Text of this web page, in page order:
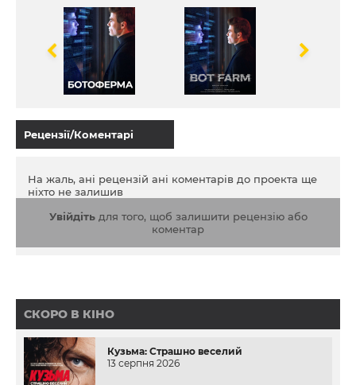
що створює провокативний контент і запускає його
в маси. Успіх затьмарює хлопцю голову, тож він не
помічає, як стає інструментом інформаційної війни
та знаряддям спецслужб противника, аж поки
загроза не торкається його самого та його близьких.
Усвідомивши, що все, що він створив своїми руками,
є частиною великої системи руйнування власної
країни, Антон починає боротьбу проти вигаданих і
Рецензії/Коментарі
На жаль, ані рецензій ані коментарів до проекта ще
ніхто не залишив
Увійдітьдля того, щоб залишити рецензію або
коментар
СКОРО В КІНО
Кузьма: Страшно веселий
13 серпня 2026